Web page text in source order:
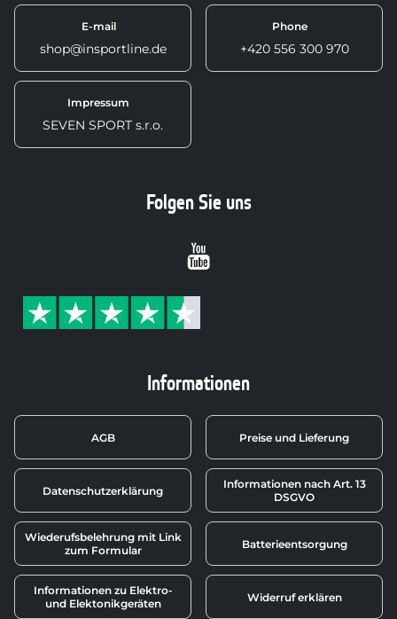
E-mail
shop@insportline.de
Phone
+420 556 300 970
Impressum
SEVEN SPORT s.r.o.
Informationen
AGB Preise und Lieferung
Datenschutzerklärung
Informationen nach Art. 13
DSGVO
Wiederufsbelehrung mit Link
zum Formular
Batterieentsorgung
Informationen zu Elektro-
und Elektonikgeräten
Widerruf erklären
Folgen Sie uns
Youtube